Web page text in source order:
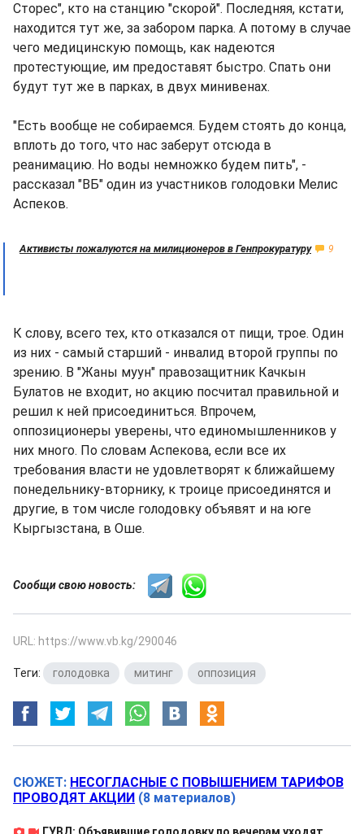
Сторес", кто на станцию "скорой". Последняя, кстати,
находится тут же, за забором парка. А потому в случае
чего медицинскую помощь, как надеются
протестующие, им предоставят быстро. Спать они
будут тут же в парках, в двух минивенах.
"Есть вообще не собираемся. Будем стоять до конца,
вплоть до того, что нас заберут отсюда в
реанимацию. Но воды немножко будем пить", -
рассказал "ВБ" один из участников голодовки Мелис
Аспеков.
Активисты пожалуются на милиционеров в Генпрокуратуру 9
К слову, всего тех, кто отказался от пищи, трое. Один
из них - самый старший - инвалид второй группы по
зрению. В "Жаны муун" правозащитник Качкын
Булатов не входит, но акцию посчитал правильной и
решил к ней присоединиться. Впрочем,
оппозиционеры уверены, что единомышленников у
них много. По словам Аспекова, если все их
требования власти не удовлетворят к ближайшему
понедельнику-вторнику, к троице присоединятся и
другие, в том числе голодовку объявят и на юге
Кыргызстана, в Оше.
Сообщи свою новость:
URL: https://www.vb.kg/290046
Теги: голодовка митинг оппозиция
СЮЖЕТ: НЕСОГЛАСНЫЕ С ПОВЫШЕНИЕМ ТАРИФОВ
ПРОВОДЯТ АКЦИИ (8 материалов)